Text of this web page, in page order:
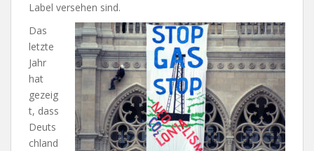
Label versehen sind.
Das
letzte
Jahr
hat
gezeig
t, dass
Deuts
chland